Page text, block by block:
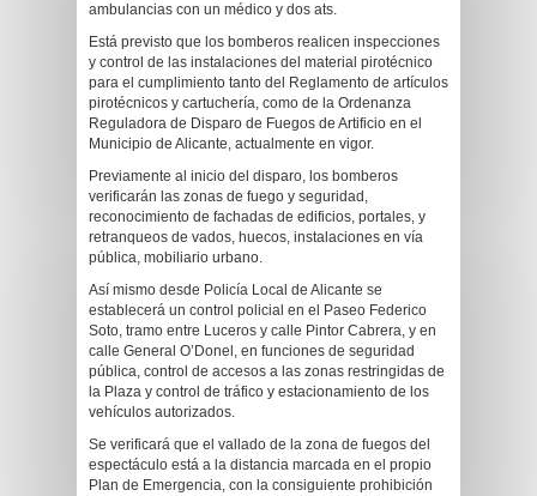
ambulancias con un médico y dos ats.
Está previsto que los bomberos realicen inspecciones
y control de las instalaciones del material pirotécnico
para el cumplimiento tanto del Reglamento de artículos
pirotécnicos y cartuchería, como de la Ordenanza
Reguladora de Disparo de Fuegos de Artificio en el
Municipio de Alicante, actualmente en vigor.
Previamente al inicio del disparo, los bomberos
verificarán las zonas de fuego y seguridad,
reconocimiento de fachadas de edificios, portales, y
retranqueos de vados, huecos, instalaciones en vía
pública, mobiliario urbano.
Así mismo desde Policía Local de Alicante se
establecerá un control policial en el Paseo Federico
Soto, tramo entre Luceros y calle Pintor Cabrera, y en
calle General O’Donel, en funciones de seguridad
pública, control de accesos a las zonas restringidas de
la Plaza y control de tráfico y estacionamiento de los
vehículos autorizados.
Se verificará que el vallado de la zona de fuegos del
espectáculo está a la distancia marcada en el propio
Plan de Emergencia, con la consiguiente prohibición